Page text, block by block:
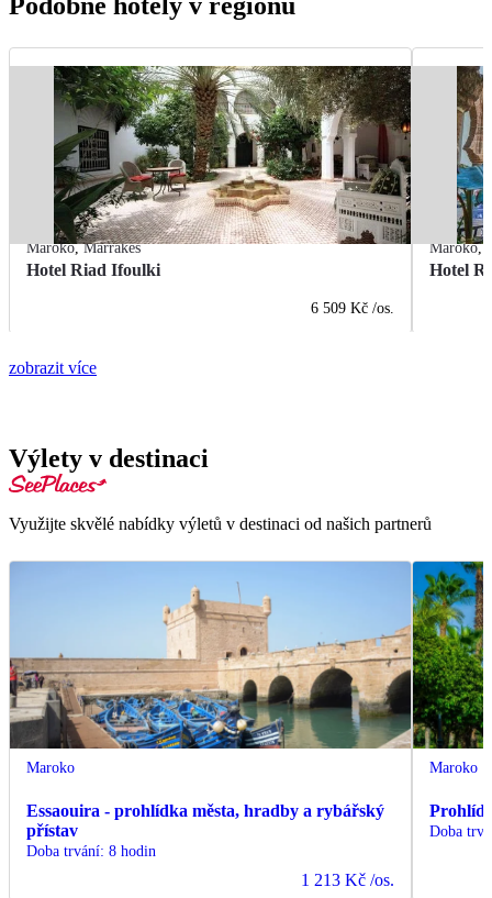
Podobné hotely v regionu
Maroko,Marrákeš
Hotel Riad Ifoulki
6 509 Kč /os.
Maroko,
Hotel
zobrazit více
Výlety v destinaci
Využijte skvělé nabídky výletů v destinaci od našich partnerů
Maroko
Essaouira - prohlídka města, hradby a rybářský
přístav
Doba trvání: 8 hodin
1 213 Kč /os.
Maroko
Doba